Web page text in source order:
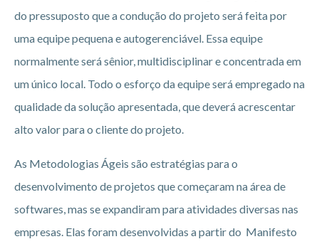
do pressuposto que a condução do projeto será feita por
uma equipe pequena e autogerenciável. Essa equipe
normalmente será sênior, multidisciplinar e concentrada em
um único local. Todo o esforço da equipe será empregado na
qualidade da solução apresentada, que deverá acrescentar
alto valor para o cliente do projeto.
As Metodologias Ágeis são estratégias para o
desenvolvimento de projetos que começaram na área de
softwares, mas se expandiram para atividades diversas nas
empresas. Elas foram desenvolvidas a partir do Manifesto